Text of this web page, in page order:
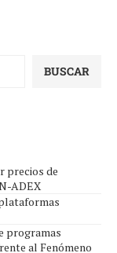
BUSCAR
precios de
ADEX
programas
al Fenómeno